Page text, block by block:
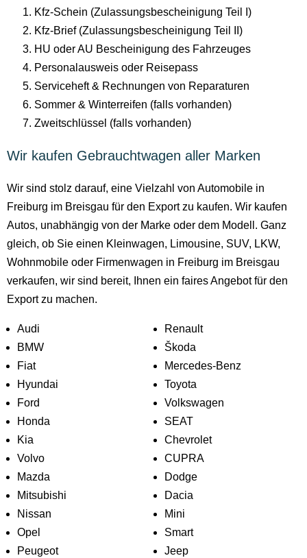
Kfz-Schein (Zulassungsbescheinigung Teil I)
Kfz-Brief (Zulassungsbescheinigung Teil II)
HU oder AU Bescheinigung des Fahrzeuges
Personalausweis oder Reisepass
Serviceheft & Rechnungen von Reparaturen
Sommer & Winterreifen (falls vorhanden)
Zweitschlüssel (falls vorhanden)
Wir kaufen Gebrauchtwagen aller Marken
Wir sind stolz darauf, eine Vielzahl von Automobile in
Freiburg im Breisgau für den Export zu kaufen. Wir kaufen
Autos, unabhängig von der Marke oder dem Modell. Ganz
gleich, ob Sie einen Kleinwagen, Limousine, SUV, LKW,
Wohnmobile oder Firmenwagen in Freiburg im Breisgau
verkaufen, wir sind bereit, Ihnen ein faires Angebot für den
Export zu machen.
Audi
BMW
Fiat
Hyundai
Ford
Honda
Kia
Volvo
Mazda
Mitsubishi
Nissan
Opel
Peugeot
Renault
Škoda
Mercedes-Benz
Toyota
Volkswagen
SEAT
Chevrolet
CUPRA
Dodge
Dacia
Mini
Smart
Jeep